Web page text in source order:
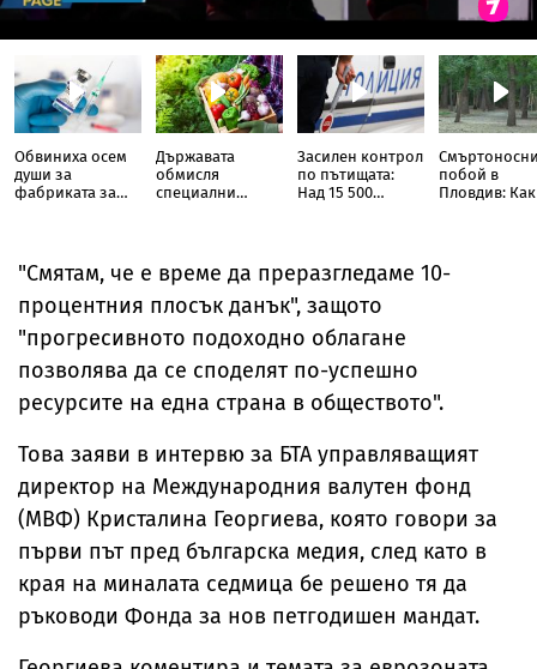
Обвиниха осем
души за
фабриката за
евро
Държавата
обмисля
специални
Засилен контрол
по пътищата:
Над 15 500
хванати с
алкохол и
наркотици
побой в
Пловдив:
"Смятам, че е време да преразгледаме 10-
процентния плосък данък", защото
"прогресивното подоходно облагане
позволява да се споделят по-успешно
ресурсите на една страна в обществото".
Това заяви в интервю за БТА управляващият
директор на Международния валутен фонд
(МВФ) Кристалина Георгиева, която говори за
първи път пред българска медия, след като в
края на миналата седмица бе решено тя да
ръководи Фонда за нов петгодишен мандат.